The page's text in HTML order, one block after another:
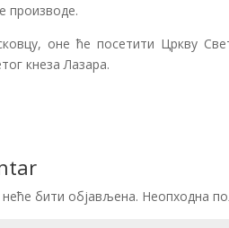
производе.
оне ће посетити Цркву
кнеза Лазара.
бити објављена. Неопходна